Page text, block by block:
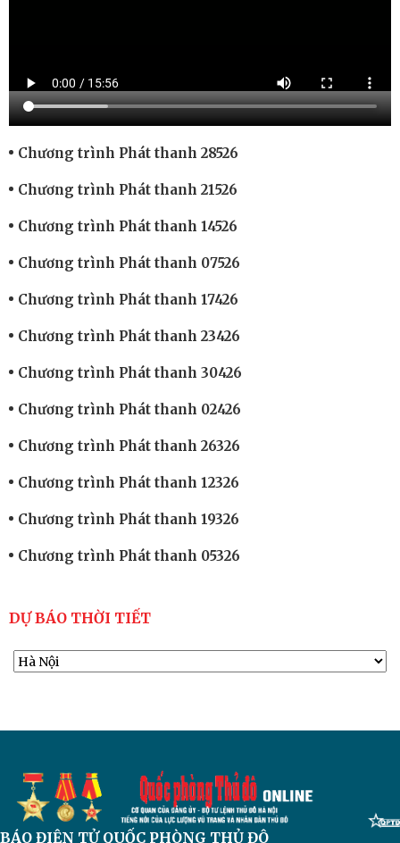
Chương trình Phát thanh 28526
Chương trình Phát thanh 21526
Chương trình Phát thanh 14526
Chương trình Phát thanh 07526
Chương trình Phát thanh 17426
Chương trình Phát thanh 23426
Chương trình Phát thanh 30426
Chương trình Phát thanh 02426
Chương trình Phát thanh 26326
Chương trình Phát thanh 12326
Chương trình Phát thanh 19326
Chương trình Phát thanh 05326
DỰ BÁO THỜI TIẾT
BÁO ĐIỆN TỬQUỐC PHÒNG THỦ ĐÔ